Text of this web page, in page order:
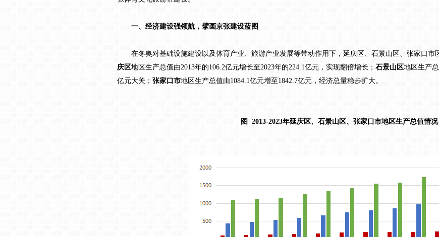
一、经济建设强领航，擘画京张建设蓝图
在冬奥对基础设施建设以及体育产业、旅游产业发展等带动作用下，延庆区、石景山区、张家口市
庆区地区生产总值由2013年的106.2亿元增长至2023年的224.1亿元，实现翻倍增长； 石景山区地区生产
亿元大关； 张家口市地区生产总值由1084.1亿元增至1842.7亿元，经济总量稳步扩大。
图 2013-2023年延庆区、石景山区、张家口市地区生产总值情况